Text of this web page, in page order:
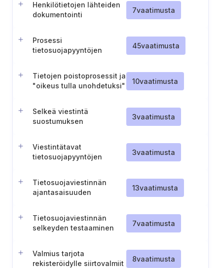
Henkilötietojen lähteiden
dokumentointi
7vaatimusta
Prosessi
tietosuojapyyntöjen
45vaatimusta
Tietojen poistoprosessit ja
"oikeus tulla unohdetuksi"
10vaatimusta
Selkeä viestintä
suostumuksen
3vaatimusta
Viestintätavat
tietosuojapyyntöjen
3vaatimusta
Tietosuojaviestinnän
ajantasaisuuden
13vaatimusta
Tietosuojaviestinnän
selkeyden testaaminen
7vaatimusta
Valmius tarjota
rekisteröidylle siirtovalmiit
8vaatimusta